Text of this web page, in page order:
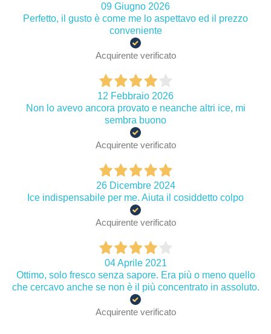
09 Giugno 2026
Perfetto, il gusto è come me lo aspettavo ed il prezzo
conveniente
Acquirente verificato
12 Febbraio 2026
Non lo avevo ancora provato e neanche altri ice, mi
sembra buono
Acquirente verificato
26 Dicembre 2024
Ice indispensabile per me. Aiuta il cosiddetto colpo
Acquirente verificato
04 Aprile 2021
Ottimo, solo fresco senza sapore. Era più o meno quello
che cercavo anche se non è il più concentrato in assoluto.
Acquirente verificato